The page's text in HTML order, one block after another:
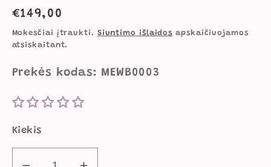
Įprasta
kaina
€149,00
Mokesčiai įtraukti. Siuntimo išlaidos apskaičiuojamos
atsiskaitant.
Prekės kodas: MEWB0003
Kiekis